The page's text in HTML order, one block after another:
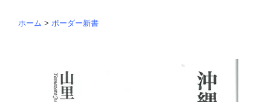
ホーム > ボーダー新書